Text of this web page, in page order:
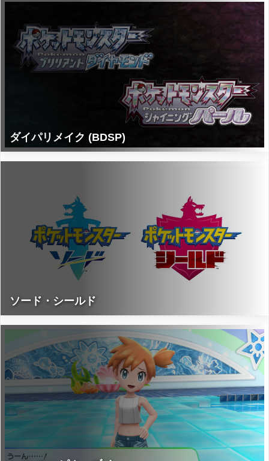
ダイパリメイク (BDSP)
ソード・シールド